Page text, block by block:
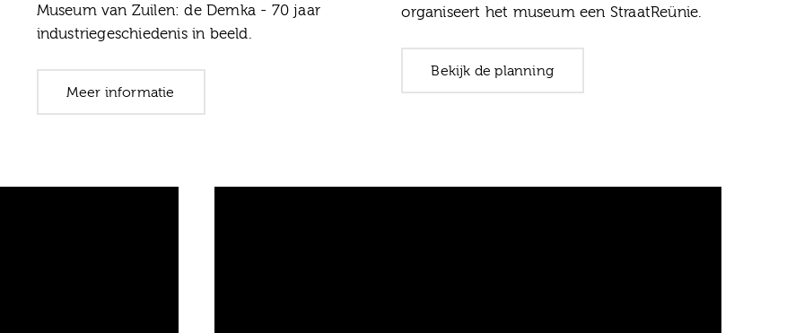
Museum van Zuilen: de Demka - 70 jaar
industriegeschiedenis in beeld.
Meer informatie
organiseert het museum een StraatReünie.
Bekijk de planning